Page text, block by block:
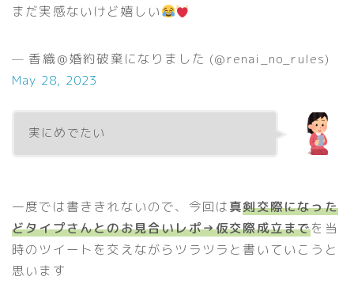
まだ実感ないけど嬉しい
— 香織＠婚約破棄になりました (@renai_no_rules)
May 28, 2023
実にめでたい
一度では書ききれないので、今回は真剣交際になった
どタイプさんとのお見合いレポ→仮交際成立までを当
時のツイートを交えながらツラツラと書いていこうと
思います